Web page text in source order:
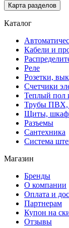
Карта разделов
Каталог
Кабели и
Реле
Розетки,
Счетчики
Теплый пол
Трубы ПВХ,
Щиты,
Разъемы
Сантехника
Система
Магазин
Бренды
О компании
Оплата и
Партнерам
Купон на
Отзывы